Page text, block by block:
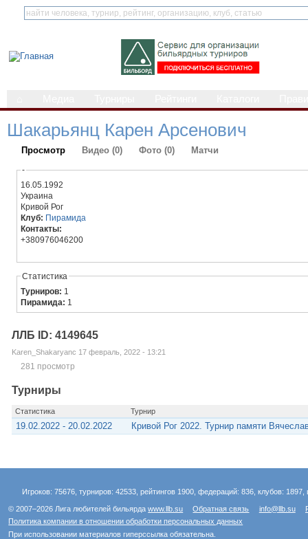
Шакарьянц Карен Арсенович
Просмотр Видео (0) Фото (0) Матчи
-
16.05.1992
Украина
Кривой Рог
Клуб: Пирамида
Контакты:
+380976046200
Статистика
Турниров: 1
Пирамида: 1
ЛЛБ ID: 4149645
Karen_Shakaryanc 17 февраль, 2022 - 13:21
281 просмотр
Турниры
Статистика Турнир
19.02.2022 - 20.02.2022 Кривой Рог 2022. Турнир памяти
Игроков: 75676, турниров: 42533, рейтингов 1900, федераций: 836, клубов:
© 2007–2026 Лига любителей бильярдаwww.llb.su Обратная связь info@llb.su
Политика компании в отношении обработки персональных данных
При использовании материалов гиперссылка обязательна.